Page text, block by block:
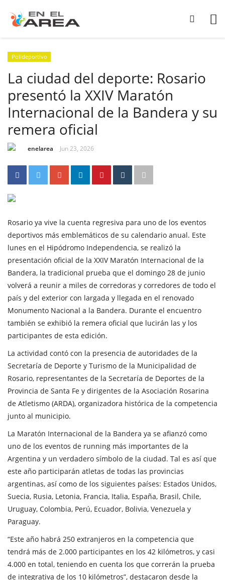
Polideportivo
La ciudad del deporte: Rosario
presentó la XXIV Maratón
Internacional de la Bandera y su
remera oficial
enelarea Jun 23, 2026
Rosario ya vive la cuenta regresiva para uno de los eventos
deportivos más emblemáticos de su calendario anual. Este
lunes en el Hipódromo Independencia, se realizó la
presentación oficial de la XXIV Maratón Internacional de la
Bandera, la tradicional prueba que el domingo 28 de junio
volverá a reunir a miles de corredoras y corredores de todo el
país y del exterior con largada y llegada en el renovado
Monumento Nacional a la Bandera. Durante el encuentro
también se exhibió la remera oficial que lucirán las y los
participantes de esta edición.
La actividad contó con la presencia de autoridades de la
Secretaría de Deporte y Turismo de la Municipalidad de
Rosario, representantes de la Secretaría de Deportes de la
Provincia de Santa Fe y dirigentes de la Asociación Rosarina
de Atletismo (ARDA), organizadora histórica de la competencia
junto al municipio.
La Maratón Internacional de la Bandera ya se afianzó como
uno de los eventos de running más importantes de la
Argentina y un verdadero símbolo de la ciudad. Tal es así que
este año participarán atletas de todas las provincias
argentinas, así como de los siguientes países: Estados Unidos,
Suecia, Rusia, Letonia, Francia, Italia, España, Brasil, Chile,
Uruguay, Colombia, Perú, Ecuador, Bolivia, Venezuela y
Paraguay.
“Este año habrá 250 extranjeros en la competencia que
tendrá más de 2.000 participantes en los 42 kilómetros, y casi
4.000 en total, teniendo en cuenta los que correrán la prueba
de integrativa de los 10 kilómetros”, destacaron desde la